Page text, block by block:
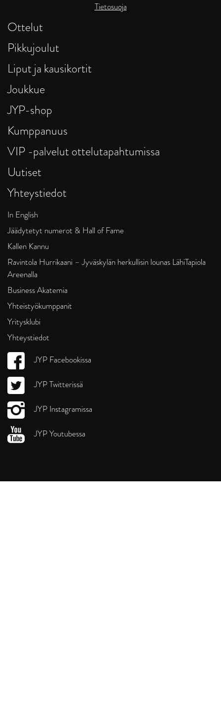
Tietosuoja
Ottelut
Pikkujoulut
Liput ja kausikortit
Joukkue
JYP-shop
Kumppanuus
VIP -palvelut ottelutapahtumissa
Uutiset
Yhteystiedot
In English
Jäädytetyt numerot & Hall of Fame
Kallen Kannu
Ravintola Hurrikaani – Jyväskylän herkullisin lounas LähiTapiola
Areenalla
Business Akatemia
Yhteistyökumppanit
Yritysklubi
Yhteystiedot
JYP Facebookissa
JYP Twitterissä
JYP Instagramissa
JYP Youtubessa